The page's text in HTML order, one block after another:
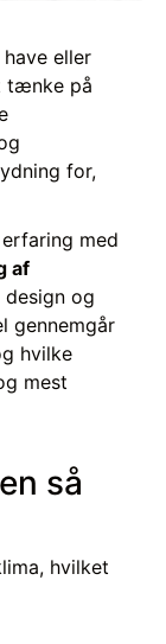
eller
tænke på
for,
med
af
design og
gennemgår
hvilke
mest
så
hvilket